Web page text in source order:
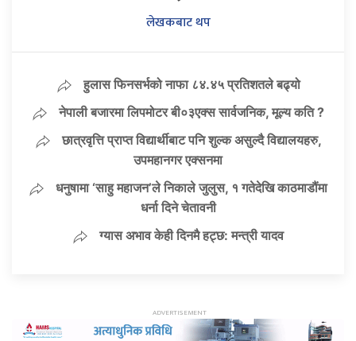
लेखकबाट थप
हुलास फिनसर्भको नाफा ८४.४५ प्रतिशतले बढ्यो
नेपाली बजारमा लिपमोटर बी०३एक्स सार्वजनिक, मूल्य कति ?
छात्रवृत्ति प्राप्त विद्यार्थीबाट पनि शुल्क असुल्दै विद्यालयहरु,
उपमहानगर एक्सनमा
धनुषामा ‘साहु महाजन’ले निकाले जुलुस, १ गतेदेखि काठमाडौंमा
धर्ना दिने चेतावनी
ग्यास अभाव केही दिनमै हट्छ: मन्त्री यादव